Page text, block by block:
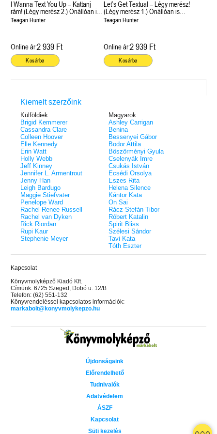
- Hamvadó trón
2.)
- Szélben sodródó
29. Rebel (A Renegátok 3.)
Rebecca Yarros
lángok udvara (Tüskék és rózsák
Különleges éldekorált kiadás! -
Javított kiadás
Tolvajok és a káosz
(Sors és tűz 3.)
K. A. Tucker
40.
I Wanna Text You Up – Kattanj
rám! (Légy merész 2.) Önállóan is
olvasható!
Teagan Hunter
Online ár:2 939 Ft
Kosárba
Let’s Get Textual – Légy merész!
(Légy merész 1.) Önállóan is
olvasható!
Teagan Hunter
Online ár:2 939 Ft
Kosárba
Kiemelt szerzőink
Külföldiek
Brigid Kemmerer
Cassandra Clare
Colleen Hoover
Elle Kennedy
Erin Watt
Holly Webb
Jeff Kinney
Jennifer L. Armentrout
Jenny Han
Leigh Bardugo
Maggie Stiefvater
Penelope Ward
Rachel Renee Russell
Rachel van Dyken
Rick Riordan
Rupi Kaur
Stephenie Meyer
Magyarok
Ashley Carrigan
Benina
Bessenyei Gábor
Bodor Attila
Böszörményi Gyula
Cselenyák Imre
Csukás István
Ecsédi Orsolya
Eszes Rita
Helena Silence
Kántor Kata
On Sai
Rácz-Stefán Tibor
Róbert Katalin
Spirit Bliss
Szélesi Sándor
Tavi Kata
Tóth Eszter
Kapcsolat
Könyvmolyképző Kiadó Kft.
Címünk: 6725 Szeged, Dobó u. 12/B
Telefon: (62) 551-132
Könyvrendeléssel kapcsolatos információk:
markabolt@konyvmolykepzo.hu
Újdonságaink
Előrendelhető
Tudnivalók
Adatvédelem
ÁSZF
Kapcsolat
Süti kezelés